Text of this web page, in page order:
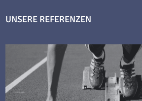
UNSERE REFERENZEN